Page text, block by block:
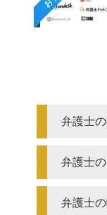
弁護士
弁護士
弁護士